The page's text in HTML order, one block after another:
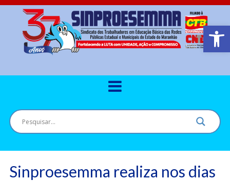
Barra de
Sinproesemma realiza nos dias